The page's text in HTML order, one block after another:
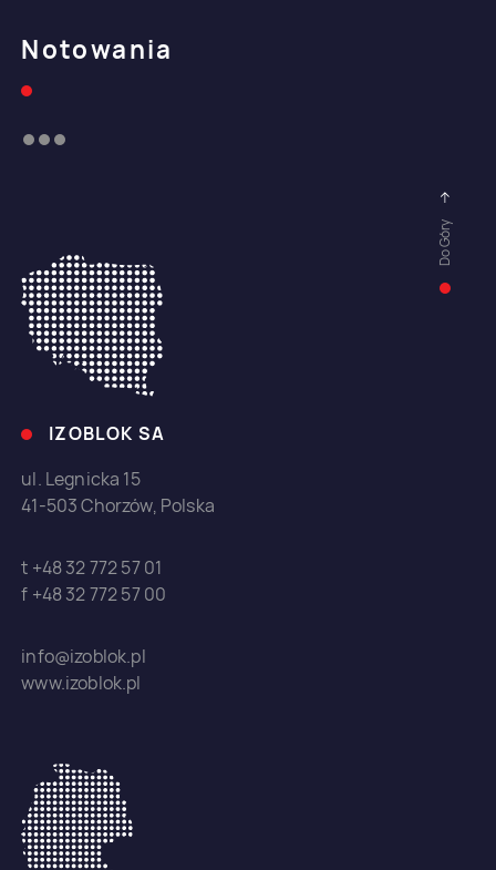
Do Góry
Notowania
IZOBLOK SA
ul. Legnicka 15
41-503 Chorzów, Polska
t +48 32 772 57 01
f +48 32 772 57 00
info@izoblok.pl
www.izoblok.pl